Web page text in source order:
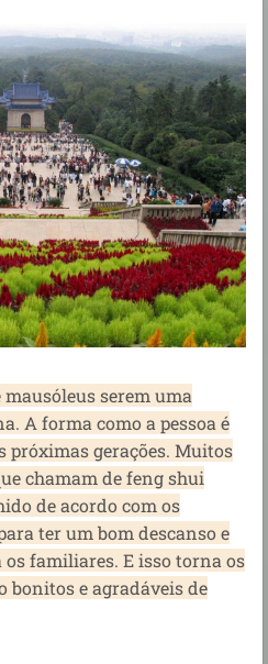
serem uma
A forma como a pessoa é
próximas gerações. Muitos
chamam de feng shui
de acordo com os
ter um bom descanso e
familiares. E isso torna os
bonitos e agradáveis de